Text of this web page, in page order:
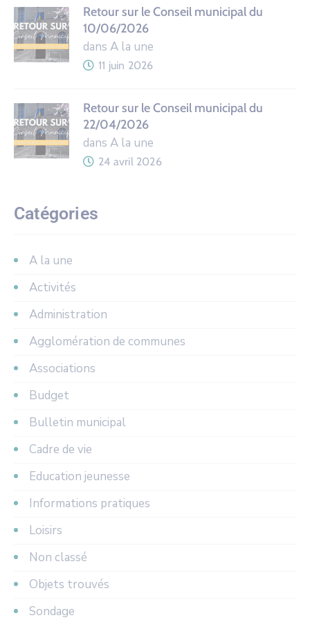
Retour sur le Conseil municipal du
10/06/2026
dans A la une
11 juin 2026
Retour sur le Conseil municipal du
22/04/2026
dans A la une
24 avril 2026
Catégories
A la une
Activités
Administration
Agglomération de communes
Associations
Budget
Bulletin municipal
Cadre de vie
Education jeunesse
Informations pratiques
Loisirs
Non classé
Objets trouvés
Sondage